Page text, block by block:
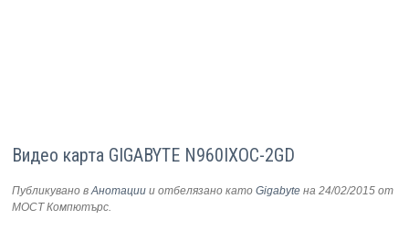
Видео карта GIGABYTE N960IXOC-2GD
Публикувано вАнотации и отбелязано катоGigabyte на 24/02/2015 от
МОСТ Компютърс.